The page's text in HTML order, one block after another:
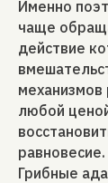
Именно
чаще
действие
механизмов
любой
равновесие.
Грибные